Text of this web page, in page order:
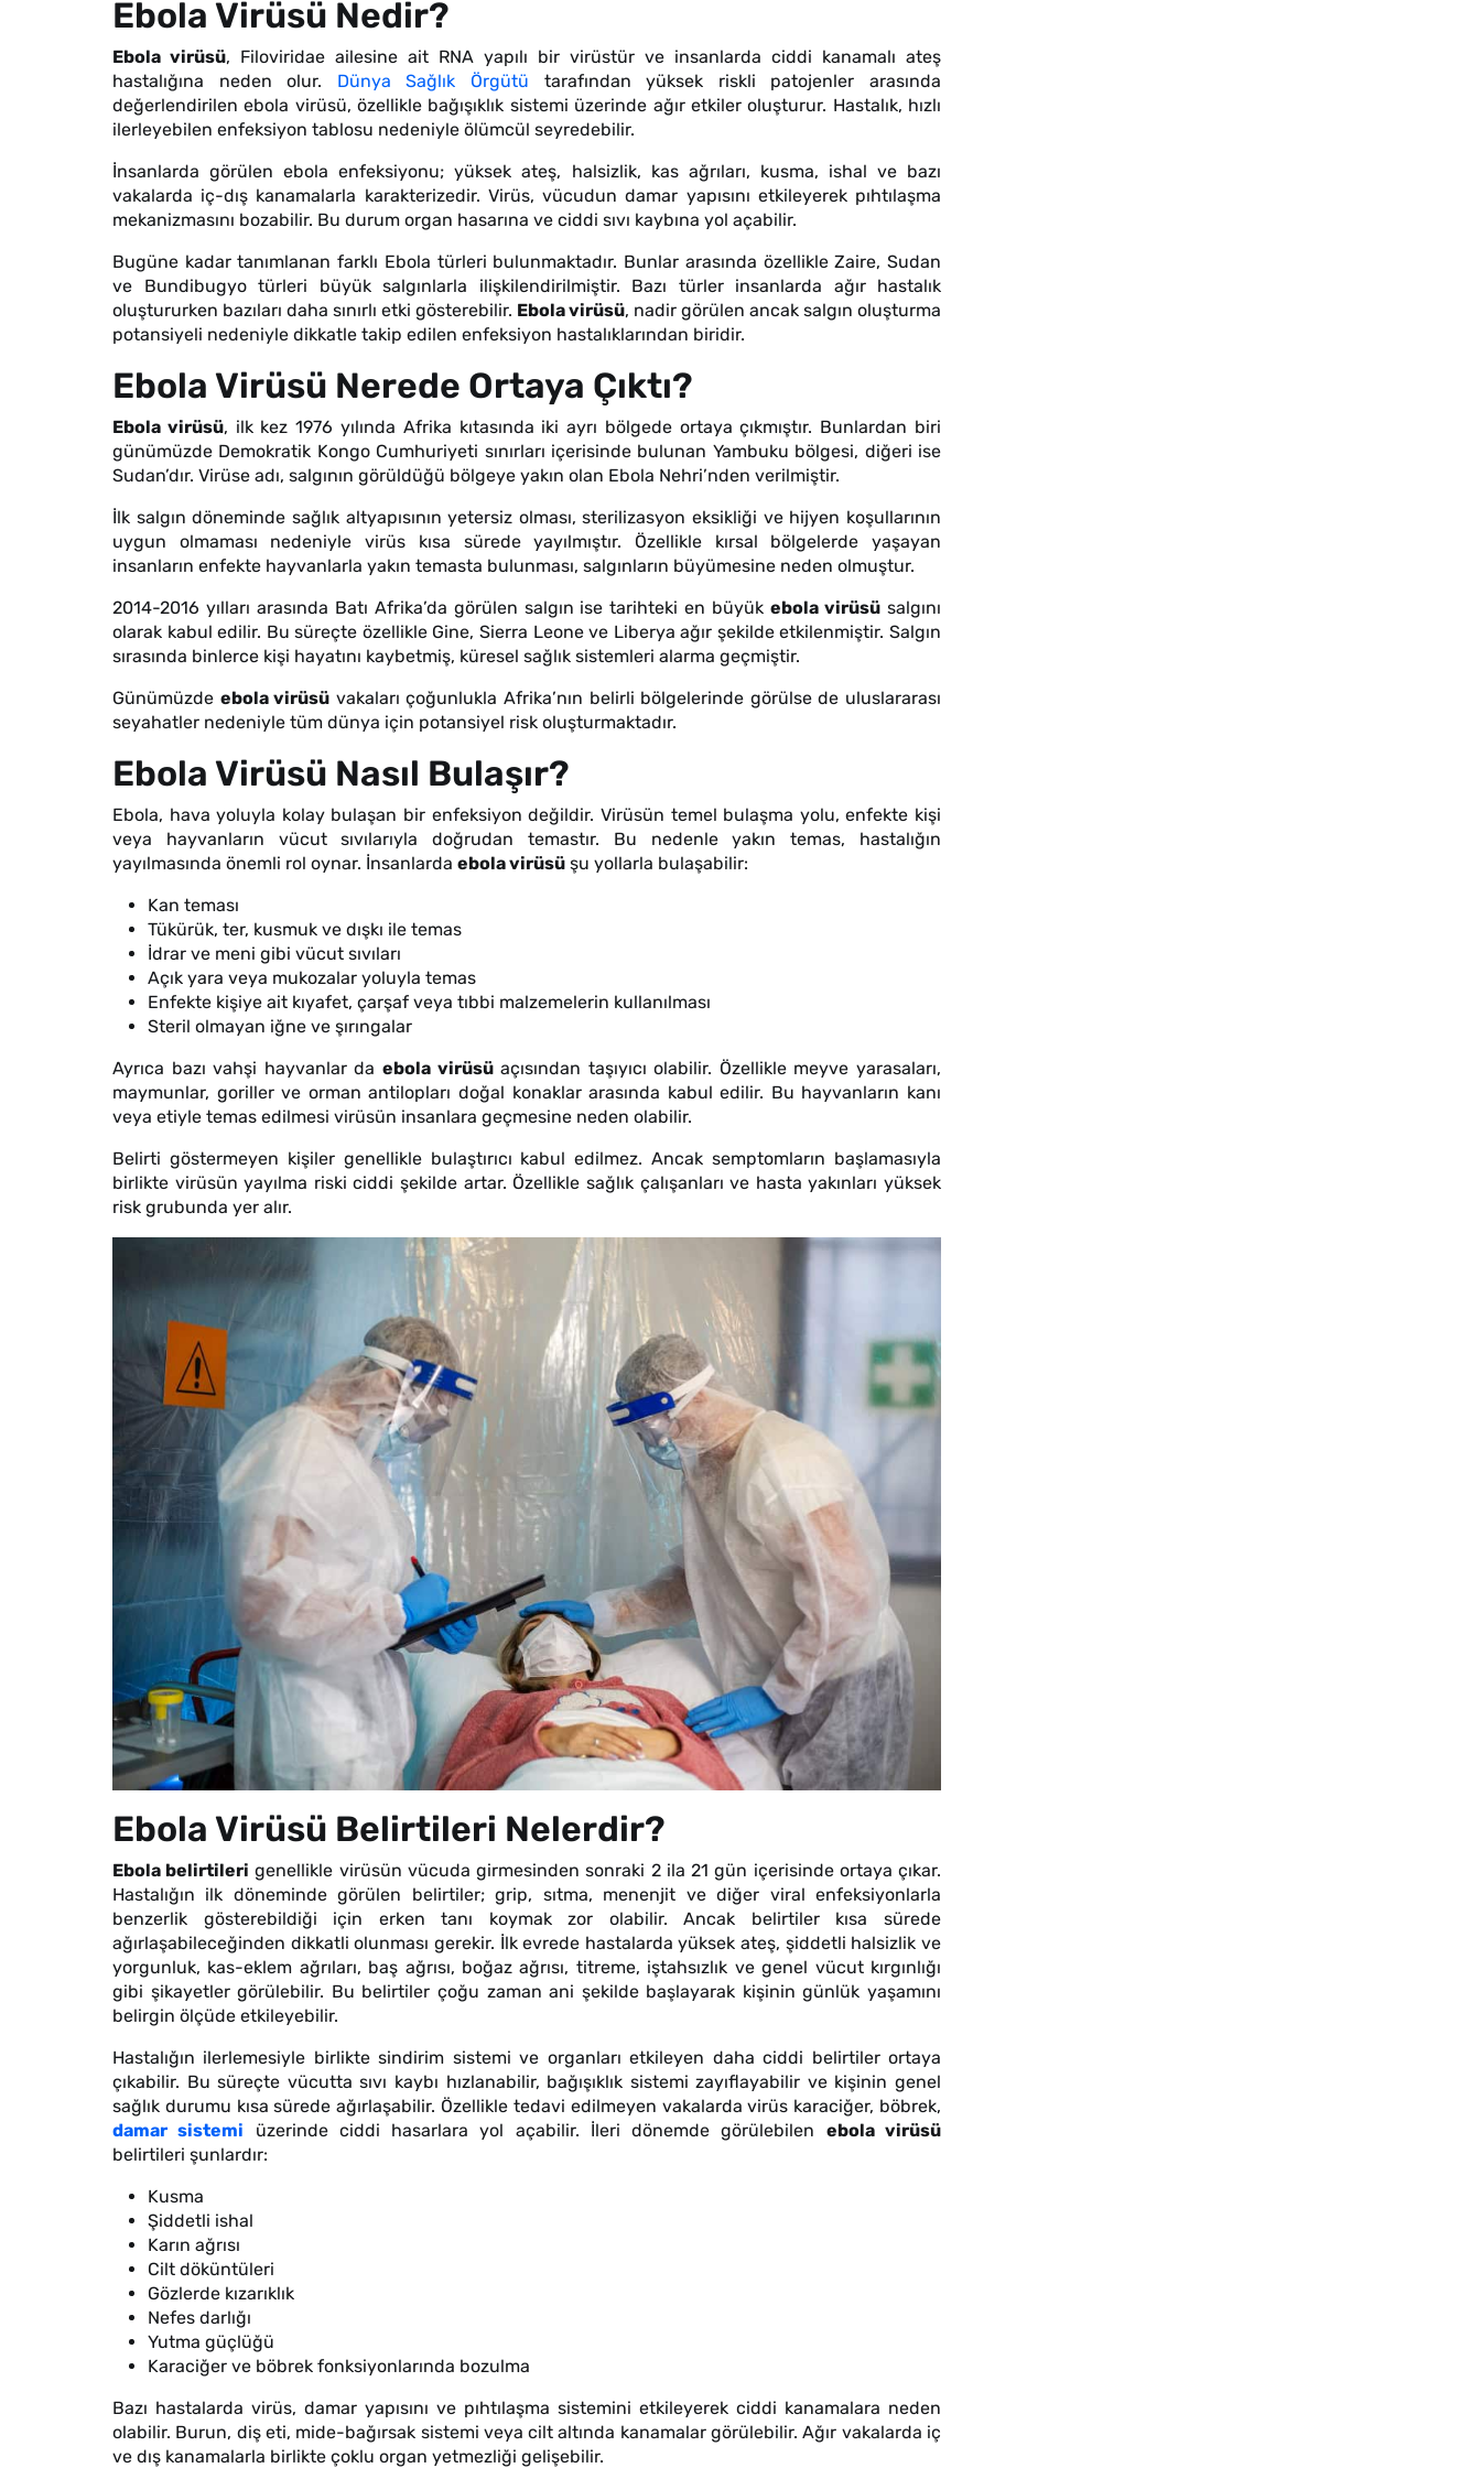
Ebola Virüsü Nedir?
Ebola virüsü, Filoviridae ailesine ait RNA yapılı bir virüstür ve insanlarda ciddi kanamalı ateş
hastalığına neden olur. Dünya Sağlık Örgütü tarafından yüksek riskli patojenler arasında
değerlendirilen ebola virüsü, özellikle bağışıklık sistemi üzerinde ağır etkiler oluşturur. Hastalık, hızlı
ilerleyebilen enfeksiyon tablosu nedeniyle ölümcül seyredebilir.
İnsanlarda görülen ebola enfeksiyonu; yüksek ateş, halsizlik, kas ağrıları, kusma, ishal ve bazı
vakalarda iç-dış kanamalarla karakterizedir. Virüs, vücudun damar yapısını etkileyerek pıhtılaşma
mekanizmasını bozabilir. Bu durum organ hasarına ve ciddi sıvı kaybına yol açabilir.
Bugüne kadar tanımlanan farklı Ebola türleri bulunmaktadır. Bunlar arasında özellikle Zaire, Sudan
ve Bundibugyo türleri büyük salgınlarla ilişkilendirilmiştir. Bazı türler insanlarda ağır hastalık
oluştururken bazıları daha sınırlı etki gösterebilir. Ebola virüsü, nadir görülen ancak salgın oluşturma
potansiyeli nedeniyle dikkatle takip edilen enfeksiyon hastalıklarından biridir.
Ebola Virüsü Nerede Ortaya Çıktı?
Ebola virüsü, ilk kez 1976 yılında Afrika kıtasında iki ayrı bölgede ortaya çıkmıştır. Bunlardan biri
günümüzde Demokratik Kongo Cumhuriyeti sınırları içerisinde bulunan Yambuku bölgesi, diğeri ise
Sudan’dır. Virüse adı, salgının görüldüğü bölgeye yakın olan Ebola Nehri’nden verilmiştir.
İlk salgın döneminde sağlık altyapısının yetersiz olması, sterilizasyon eksikliği ve hijyen koşullarının
uygun olmaması nedeniyle virüs kısa sürede yayılmıştır. Özellikle kırsal bölgelerde yaşayan
insanların enfekte hayvanlarla yakın temasta bulunması, salgınların büyümesine neden olmuştur.
2014-2016 yılları arasında Batı Afrika’da görülen salgın ise tarihteki en büyükebola virüsü salgını
olarak kabul edilir. Bu süreçte özellikle Gine, Sierra Leone ve Liberya ağır şekilde etkilenmiştir. Salgın
sırasında binlerce kişi hayatını kaybetmiş, küresel sağlık sistemleri alarma geçmiştir.
Günümüzde ebola virüsü vakaları çoğunlukla Afrika’nın belirli bölgelerinde görülse de uluslararası
seyahatler nedeniyle tüm dünya için potansiyel risk oluşturmaktadır.
Ebola Virüsü Nasıl Bulaşır?
Ebola, hava yoluyla kolay bulaşan bir enfeksiyon değildir. Virüsün temel bulaşma yolu, enfekte kişi
veya hayvanların vücut sıvılarıyla doğrudan temastır. Bu nedenle yakın temas, hastalığın
yayılmasında önemli rol oynar. İnsanlarda ebola virüsü şu yollarla bulaşabilir:
Kan teması
Tükürük, ter, kusmuk ve dışkı ile temas
İdrar ve meni gibi vücut sıvıları
Açık yara veya mukozalar yoluyla temas
Enfekte kişiye ait kıyafet, çarşaf veya tıbbi malzemelerin kullanılması
Steril olmayan iğne ve şırıngalar
Ayrıca bazı vahşi hayvanlar da ebola virüsüaçısından taşıyıcı olabilir. Özellikle meyve yarasaları,
maymunlar, goriller ve orman antilopları doğal konaklar arasında kabul edilir. Bu hayvanların kanı
veya etiyle temas edilmesi virüsün insanlara geçmesine neden olabilir.
Belirti göstermeyen kişiler genellikle bulaştırıcı kabul edilmez. Ancak semptomların başlamasıyla
birlikte virüsün yayılma riski ciddi şekilde artar. Özellikle sağlık çalışanları ve hasta yakınları yüksek
risk grubunda yer alır.
Ebola Virüsü Belirtileri Nelerdir?
Ebola belirtileri genellikle virüsün vücuda girmesinden sonraki 2 ila 21 gün içerisinde ortaya çıkar.
Hastalığın ilk döneminde görülen belirtiler; grip, sıtma, menenjit ve diğer viral enfeksiyonlarla
benzerlik gösterebildiği için erken tanı koymak zor olabilir. Ancak belirtiler kısa sürede
ağırlaşabileceğinden dikkatli olunması gerekir. İlk evrede hastalarda yüksek ateş, şiddetli halsizlik ve
yorgunluk, kas-eklem ağrıları, baş ağrısı, boğaz ağrısı, titreme, iştahsızlık ve genel vücut kırgınlığı
gibi şikayetler görülebilir. Bu belirtiler çoğu zaman ani şekilde başlayarak kişinin günlük yaşamını
belirgin ölçüde etkileyebilir.
Hastalığın ilerlemesiyle birlikte sindirim sistemi ve organları etkileyen daha ciddi belirtiler ortaya
çıkabilir. Bu süreçte vücutta sıvı kaybı hızlanabilir, bağışıklık sistemi zayıflayabilir ve kişinin genel
sağlık durumu kısa sürede ağırlaşabilir. Özellikle tedavi edilmeyen vakalarda virüs karaciğer, böbrek,
damar sistemi üzerinde ciddi hasarlara yol açabilir. İleri dönemde görülebilen ebola virüsü
belirtileri şunlardır:
Kusma
Şiddetli ishal
Karın ağrısı
Cilt döküntüleri
Gözlerde kızarıklık
Nefes darlığı
Yutma güçlüğü
Karaciğer ve böbrek fonksiyonlarında bozulma
Bazı hastalarda virüs, damar yapısını ve pıhtılaşma sistemini etkileyerek ciddi kanamalara neden
olabilir. Burun, diş eti, mide-bağırsak sistemi veya cilt altında kanamalar görülebilir. Ağır vakalarda iç
ve dış kanamalarla birlikte çoklu organ yetmezliği gelişebilir.